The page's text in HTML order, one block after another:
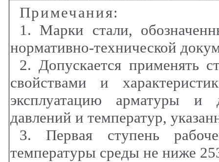
Примечания:
1. Марки стали,
нормативно-технической
2. Допускается применять
свойствами и
эксплуатацию арматуры и
давлений и температур,
3. Первая ступень
температуры среды не ниже